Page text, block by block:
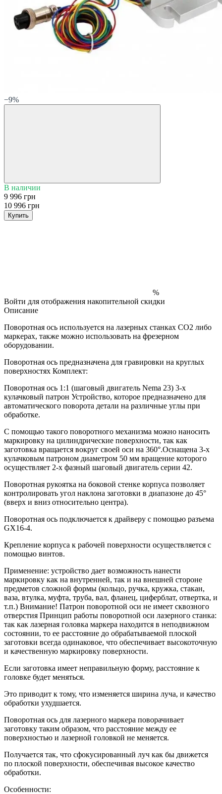
−9%
В наличии
9 996 грн
10 996 грн
Купить
%
Войти для отображения накопительной скидки
Описание
Поворотная ось используется на лазерных станках CO2 либо
маркерах, также можно использовать на фрезерном
оборудовании.
Поворотная ось предназначена для гравировки на круглых
поверхностях Комплект:
Поворотная ось 1:1 (шаговый двигатель Nema 23) 3-х
кулачковый патрон Устройство, которое предназначено для
автоматического поворота детали на различные углы при
обработке.
С помощью такого поворотного механизма можно наносить
маркировку на цилиндрические поверхности, так как
заготовка вращается вокруг своей оси на 360°.Оснащена 3-х
кулачковым патроном диаметром 50 мм вращение которого
осуществляет 2-х фазный шаговый двигатель серии 42.
Поворотная рукоятка на боковой стенке корпуса позволяет
контролировать угол наклона заготовки в диапазоне до 45°
(вверх и вниз относительно центра).
Поворотная ось подключается к драйверу с помощью разъема
GX16-4.
Крепление корпуса к рабочей поверхности осуществляется с
помощью винтов.
Применение: устройство дает возможность нанести
маркировку как на внутренней, так и на внешней стороне
предметов сложной формы (кольцо, ручка, кружка, стакан,
ваза, втулка, муфта, труба, вал, фланец, циферблат, отвертка, и
т.п.) Внимание! Патрон поворотной оси не имеет сквозного
отверстия Принцип работы поворотной оси лазерного станка:
так как лазерная головка маркера находится в неподвижном
состоянии, то ее расстояние до обрабатываемой плоской
заготовки всегда одинаковое, что обеспечивает высокоточную
и качественную маркировку поверхности.
Если заготовка имеет неправильную форму, расстояние к
головке будет меняться.
Это приводит к тому, что изменяется ширина луча, и качество
обработки ухудшается.
Поворотная ось для лазерного маркера поворачивает
заготовку таким образом, что расстояние между ее
поверхностью и лазерной головкой не меняется.
Получается так, что сфокусированный луч как бы движется
по плоской поверхности, обеспечивая высокое качество
обработки.
Особенности: